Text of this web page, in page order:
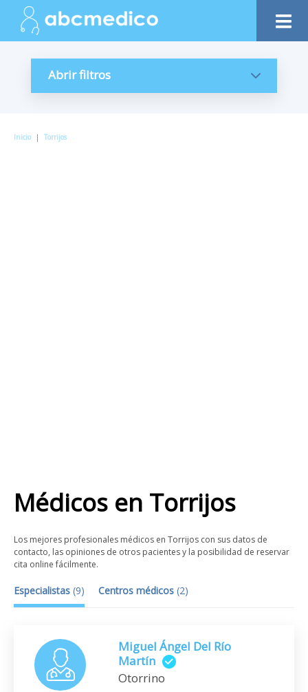
Abrir filtros
Inicio | Torrijos
Médicos en Torrijos
Los mejores profesionales médicos en Torrijos con sus datos de
contacto, las opiniones de otros pacientes y la posibilidad de reservar
cita online fácilmente.
Especialistas (9) Centros médicos (2)
Miguel Ángel Del Río
Martín
Otorrino